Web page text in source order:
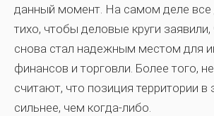
данный момент. На самом деле все
тихо, чтобы деловые круги заявили,
снова стал надежным местом для
финансов и торговли. Более того,
считают, что позиция территории
сильнее, чем когда-либо.